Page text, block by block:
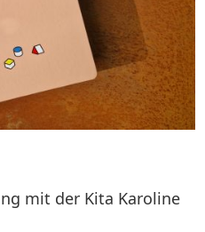
mit der Kita Karoline